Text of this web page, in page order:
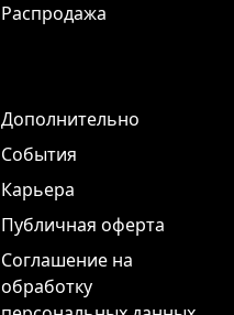
Распродажа
Дополнительно
События
Карьера
Публичная оферта
Соглашение на
обработку